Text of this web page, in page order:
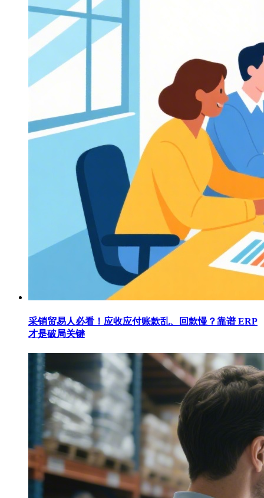
采销贸易人必看！应收应付账款乱、回款慢？靠谱 ERP
才是破局关键